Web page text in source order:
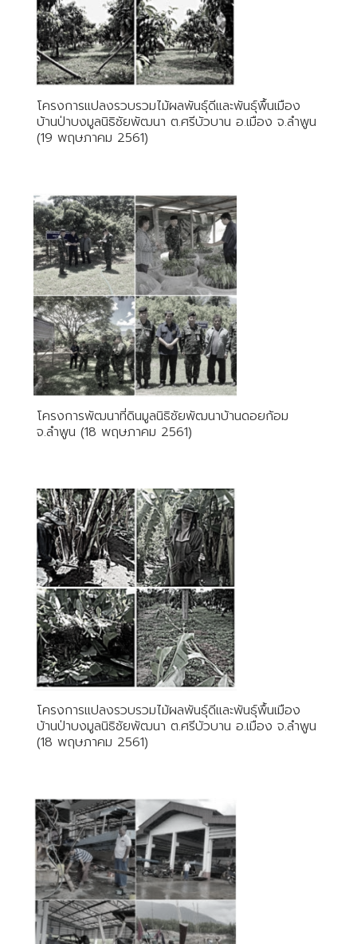
โครงการแปลงรวบรวมไม้ผลพันธุ์ดีและพันธุ์พื้นเมือง
บ้านป่าบงมูลนิธิชัยพัฒนา ต.ศรีบัวบาน อ.เมือง จ.ลำพูน
(19 พฤษภาคม 2561)
โครงการพัฒนาที่ดินมูลนิธิชัยพัฒนาบ้านดอยก้อม
จ.ลำพูน (18 พฤษภาคม 2561)
โครงการแปลงรวบรวมไม้ผลพันธุ์ดีและพันธุ์พื้นเมือง
บ้านป่าบงมูลนิธิชัยพัฒนา ต.ศรีบัวบาน อ.เมือง จ.ลำพูน
(18 พฤษภาคม 2561)